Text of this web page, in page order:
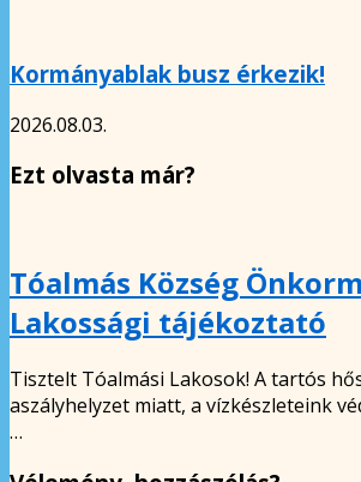
Kormányablak busz érkezik!
2026.08.03.
Ezt olvasta már?
Tóalmás Község
Lakossági tájékoztató
Tisztelt Tóalmási Lakosok! A tartós
aszályhelyzet miatt, a vízkészleteink
…